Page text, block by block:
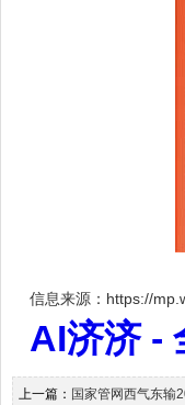
信息来源：https://
AI济济 -
上一篇： 国家管网西气东输